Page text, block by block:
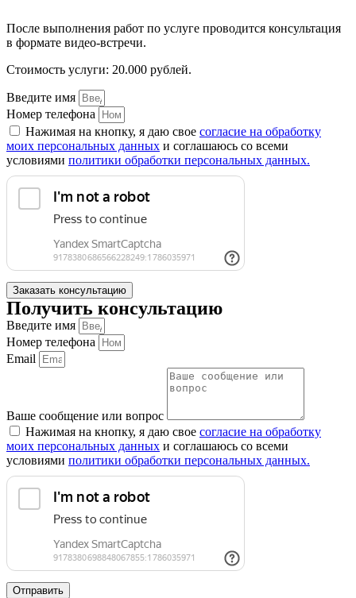
После выполнения работ по услуге проводится консультация
в формате видео-встречи.
Стоимость услуги: 20.000 рублей.
Введите имя
Номер телефона
Нажимая на кнопку, я даю свое согласие на обработку
моих персональных данных и соглашаюсь со всеми
условиями политики обработки персональных данных.
Заказать консультацию
Получить консультацию
Введите имя
Номер телефона
Email
Ваше сообщение или вопрос
Нажимая на кнопку, я даю свое согласие на обработку
моих персональных данных и соглашаюсь со всеми
условиями политики обработки персональных данных.
Отправить